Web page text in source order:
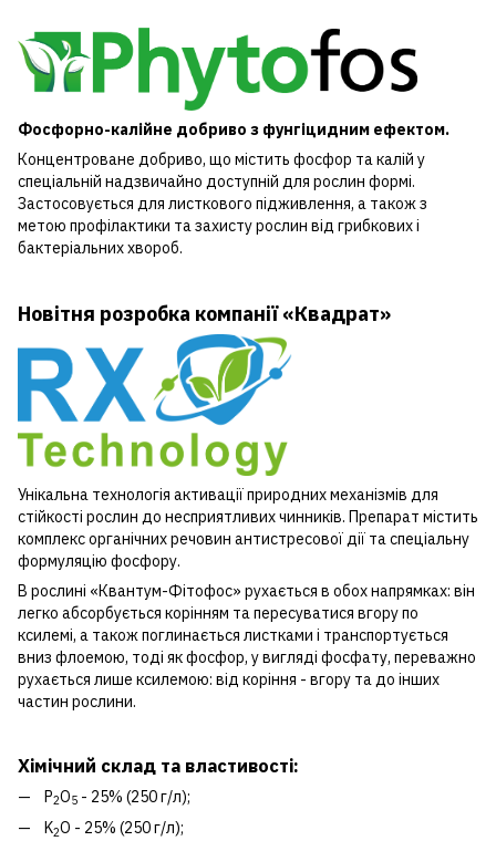
Фосфорно-калійне добриво з фунгіцидним ефектом.
Концентроване добриво, що містить фосфор та калій у
спеціальній надзвичайно доступній для рослин формі.
Застосовується для листкового підживлення, а також з
метою профілактики та захисту рослин від грибкових і
бактеріальних хвороб.
Новітня розробка компанії «Квадрат»
Унікальна технологія активації природних механізмів для
стійкості рослин до несприятливих чинників. Препарат містить
комплекс органічних речовин антистресової дії та спеціальну
формуляцію фосфору.
В рослині «Квантум-Фітофос» рухається в обох напрямках: він
легко абсорбується корінням та пересуватися вгору по
ксилемі, а також поглинається листками і транспортується
вниз флоемою, тоді як фосфор, у вигляді фосфату, переважно
рухається лише ксилемою: від коріння - вгору та до інших
частин рослини.
Хімічний склад та властивості:
P2O5 - 25% (250 г/л);
K2O - 25% (250 г/л);